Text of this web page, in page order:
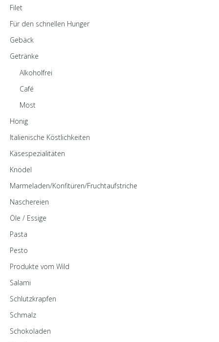
Filet
Für den schnellen Hunger
Gebäck
Getränke
Alkoholfrei
Café
Most
Honig
Italienische Köstlichkeiten
Käsespezialitäten
Knödel
Marmeladen/Konfitüren/Fruchtaufstriche
Naschereien
Öle / Essige
Pasta
Pesto
Produkte vom Wild
Salami
Schlutzkrapfen
Schmalz
Schokoladen